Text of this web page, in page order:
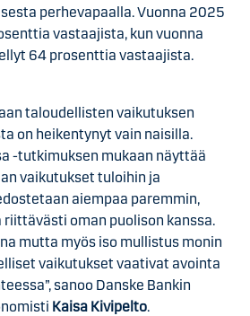
perhevapaalla. Vuonna 2025
vastaajista, kun vuonna
64 prosenttia vastaajista.
taloudellisten vaikutuksen
on heikentynyt vain naisilla.
-tutkimuksen mukaan näyttää
vaikutukset tuloihin ja
aiempaa paremmin,
oman puolison kanssa.
mutta myös iso mullistus monin
vaikutukset vaativat avointa
sanoo Danske Bankin
Kaisa Kivipelto.